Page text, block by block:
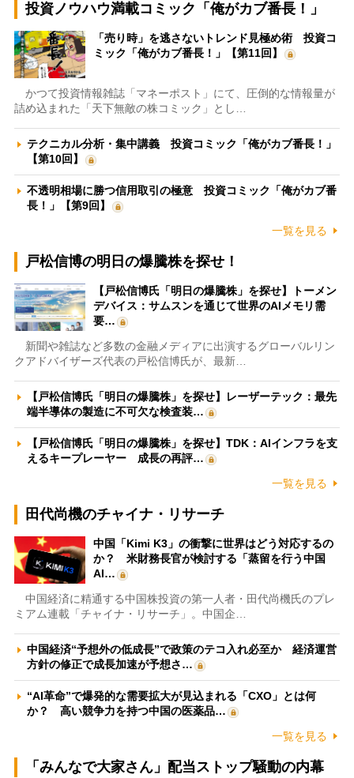
投資ノウハウ満載コミック「俺がカブ番長！」
「売り時」を逃さないトレンド見極め術 投資コ
ミック「俺がカブ番長！」【第11回】
かつて投資情報雑誌「マネーポスト」にて、圧倒的な情報量が
詰め込まれた「天下無敵の株コミック」とし…
テクニカル分析・集中講義 投資コミック「俺がカブ番長！」
【第10回】
不透明相場に勝つ信用取引の極意 投資コミック「俺がカブ番
長！」【第9回】
一覧を見る
戸松信博の明日の爆騰株を探せ！
【戸松信博氏「明日の爆騰株」を探せ】トーメン
デバイス：サムスンを通じて世界のAIメモリ需
要…
新聞や雑誌など多数の金融メディアに出演するグローバルリン
クアドバイザーズ代表の戸松信博氏が、最新…
【戸松信博氏「明日の爆騰株」を探せ】レーザーテック：最先
端半導体の製造に不可欠な検査装…
【戸松信博氏「明日の爆騰株」を探せ】TDK：AIインフラを支
えるキープレーヤー 成長の再評…
一覧を見る
田代尚機のチャイナ・リサーチ
中国「Kimi K3」の衝撃に世界はどう対応するの
か？ 米財務長官が検討する「蒸留を行う中国
AI…
中国経済に精通する中国株投資の第一人者・田代尚機氏のプレ
ミアム連載「チャイナ・リサーチ」。中国企…
中国経済“予想外の低成長”で政策のテコ入れ必至か 経済運営
方針の修正で成長加速が予想さ…
“AI革命”で爆発的な需要拡大が見込まれる「CXO」とは何
か？ 高い競争力を持つ中国の医薬品…
一覧を見る
「みんなで大家さん」配当ストップ騒動の内幕